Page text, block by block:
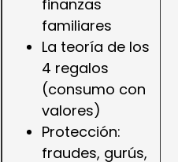
finanzas
familiares
La teoría de los
4 regalos
(consumo con
valores)
Protección:
fraudes, gurús,